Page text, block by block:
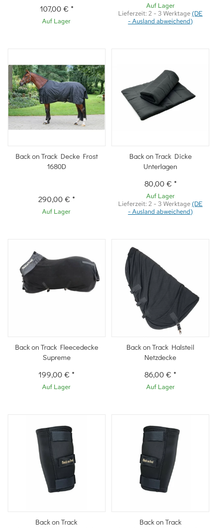
107,00 € *
Auf Lager
Auf Lager
Lieferzeit: 2 - 3 Werktage (DE
- Ausland abweichend)
Back on Track Decke Frost
1680D
290,00 € *
Auf Lager
Back on Track Dicke
Unterlagen
80,00 € *
Auf Lager
Lieferzeit: 2 - 3 Werktage (DE
- Ausland abweichend)
Back on Track Fleecedecke
Supreme
199,00 €*
Auf Lager
Back on Track Halsteil
Netzdecke
86,00 €*
Auf Lager
Back on Track
Back on Track